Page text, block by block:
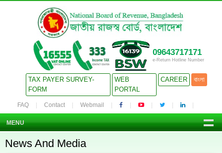
09643717171
e-Return Hotline Number
TAX PAYER SURVEY-
FORM
WEB
PORTAL
CAREER বাংলা
FAQ Contact Webmail
MENU
News And Media